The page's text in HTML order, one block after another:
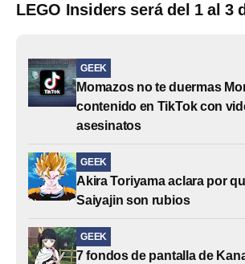
LEGO Insiders será del 1 al 3
GEEK
Momazos no te duermas
contenido en TikTok con
asesinatos
GEEK
Akira Toriyama aclara por
Saiyajin son rubios
GEEK
7 fondos de pantalla de